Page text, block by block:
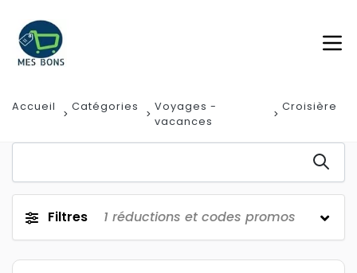
Accueil Catégories
Voyages -
vacances
Croisière
Filtres 1 réductions et codes promos